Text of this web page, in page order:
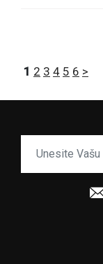
1 2 3 4 5 6 >